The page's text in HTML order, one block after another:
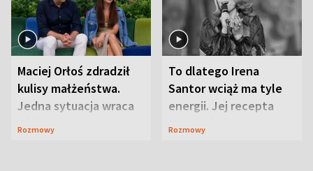
Maciej Orłoś zdradził
kulisy małżeństwa.
Jedna sytuacja wraca
jak bumerang
Rozmowy
To dlatego Irena
Santor wciąż ma tyle
energii. Jej recepta
jest zaskakująco
Rozmowy